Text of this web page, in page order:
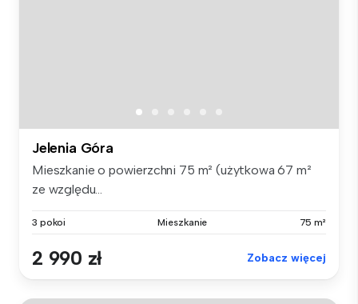
Jelenia Góra
Mieszkanie o powierzchni 75 m² (użytkowa 67 m²
ze względu...
3 pokoi Mieszkanie 75 m²
2 990 zł Zobacz więcej